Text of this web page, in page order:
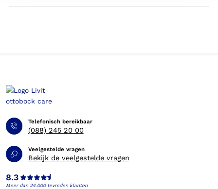
Telefonisch bereikbaar
(088) 245 20 00
Veelgestelde vragen
Bekijk de veelgestelde vragen
8.3
Meer dan 24.000 tevreden klanten